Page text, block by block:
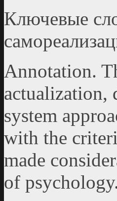
Ключевые
Annotation.
actualization,
system
with the
made
of psychology.